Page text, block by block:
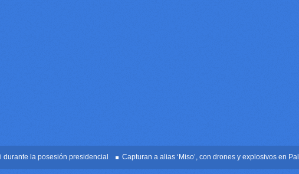
la posesión presidencial Capturan a alias ‘Miso’, con drones y explosivos en Palmira